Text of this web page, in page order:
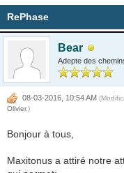
RePhase
Bear
Adepte des
08-03-2016, 10:54 AM
Olivier.)
Bonjour à tous,
Maxitonus a attiré notre